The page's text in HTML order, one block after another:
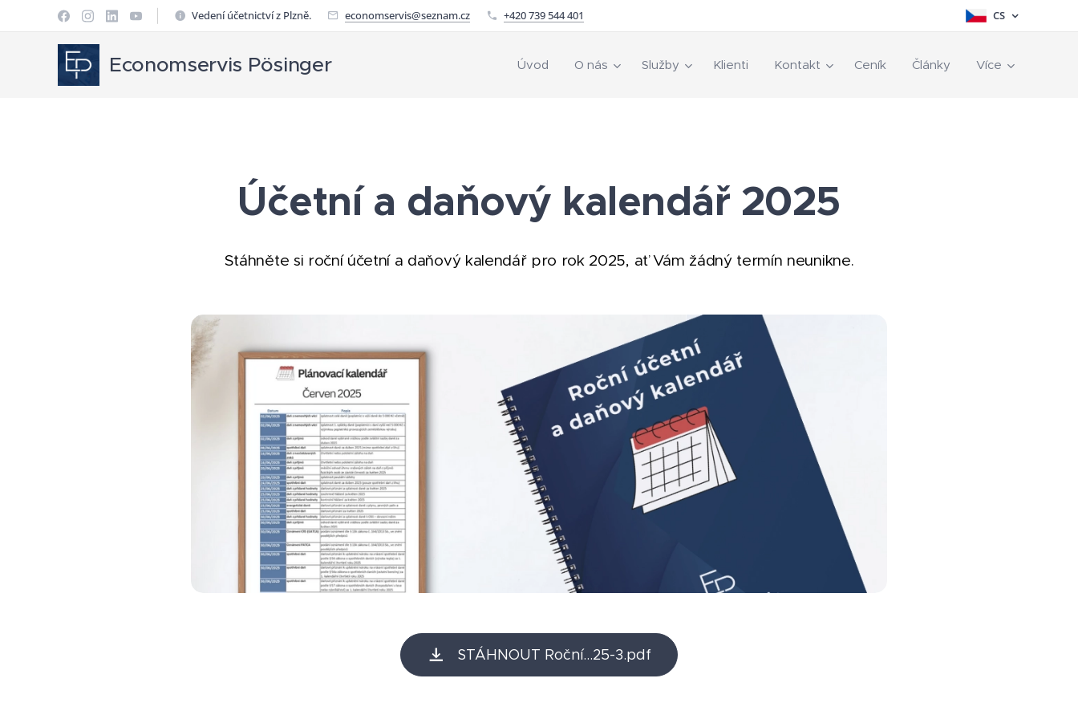
Vedení účetnictví z Plzně. economservis@seznam.cz +420 739 544 401 CS
Economservis Pösinger Úvod O nás Služby Klienti Kontakt Ceník Články Více
Účetní a daňový kalendář 2025
Stáhněte si roční účetní a daňový kalendář pro rok 2025, ať Vám žádný termín neunikne.
STÁHNOUT Roční...25-3.pdf